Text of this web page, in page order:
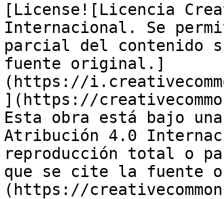
[License![Licencia
Internacional. Se
parcial del contenido
fuente original.]
(https://
](https://
Esta obra está bajo
Atribución 4.0
reproducción total o
que se cite la fuente
(https://